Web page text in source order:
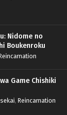
Nidome no
Boukenroku
Game Chishiki
, Reincarnation